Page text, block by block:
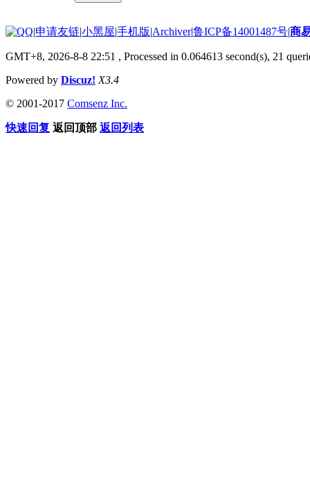
|申请友链|小黑屋|手机版|Archiver|鲁ICP备14001487号|商
GMT+8, 2026-8-8 22:51 , Processed in 0.064613 second(s), 21
Powered by Discuz! X3.4
© 2001-2017 Comsenz Inc.
快速回复 返回顶部 返回列表